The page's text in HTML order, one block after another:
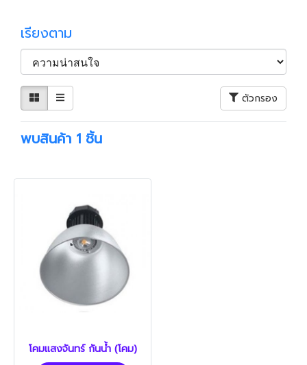
เรียงตาม
ตัวกรอง
พบสินค้า 1 ชิ้น
โคมแสงจันทร์ กันน้ำ (โคม)